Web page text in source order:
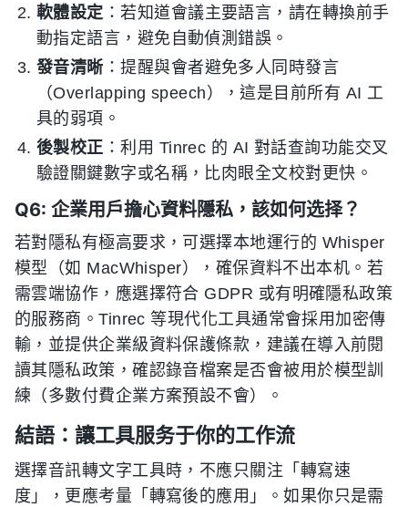
軟體設定：若知道會議主要語言，請在轉換前手
動指定語言，避免自動偵測錯誤。
發音清晰 ：提醒與會者避免多人同時發言
（Overlapping speech），這是目前所有 AI 工
具的弱項。
後製校正 ：利用 Tinrec 的 AI 對話查詢功能交叉
驗證關鍵數字或名稱，比肉眼全文校對更快。
Q6: 企業用戶擔心資料隱私，該如何选择？
若對隱私有極高要求，可選擇本地運行的 Whisper
模型（如 MacWhisper），確保資料不出本机。若
需雲端協作，應選擇符合 GDPR 或有明確隱私政策
的服務商。Tinrec 等現代化工具通常會採用加密傳
輸，並提供企業級資料保護條款，建議在導入前閱
讀其隱私政策，確認錄音檔案是否會被用於模型訓
練（多數付費企業方案預設不會）。
結語：讓工具服务于你的工作流
選擇音訊轉文字工具時，不應只關注「轉寫速
度」，更應考量「轉寫後的應用」。如果你只是需